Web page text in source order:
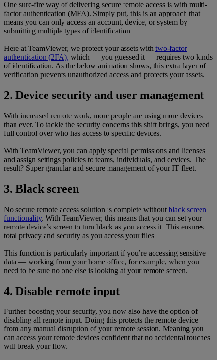
One sure-fire way of delivering secure remote access is with multi-
factor authentication (MFA). Simply put, this is an approach that
means you can only access an account, device, or system by
submitting multiple types of identification.
Here at TeamViewer, we protect your assets with two-factor
authentication (2FA), which — you guessed it — requires two kinds
of identification. As the below animation shows, this extra layer of
verification prevents unauthorized access and protects your assets.
2. Device security and user management
With increased remote work, more people are using more devices
than ever. To tackle the security concerns this shift brings, you need
full control over who has access to specific devices.
With TeamViewer, you can apply special permissions and licenses
and assign settings policies to teams, individuals, and devices. The
result? Super granular and secure management of your IT fleet.
3. Black screen
No secure remote access solution is complete without black screen
functionality. With TeamViewer, this means that you can set your
remote device’s screen to turn black as you access it. This ensures
total privacy and security as you access your files.
This function is particularly important if you’re accessing sensitive
data — working from your home office, for example, when you
need to be sure no one else is looking at your remote screen.
4. Disable remote input
Further boosting your security, you now also have the option of
disabling all remote input. Doing this protects the remote device
from any manual disruption of your remote session. Meaning you
can access your remote devices confident that no accidental touches
will break your flow.